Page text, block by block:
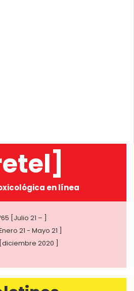
en línea
[Julio 21 – ]
21 - Mayo 21 ]
2020 ]